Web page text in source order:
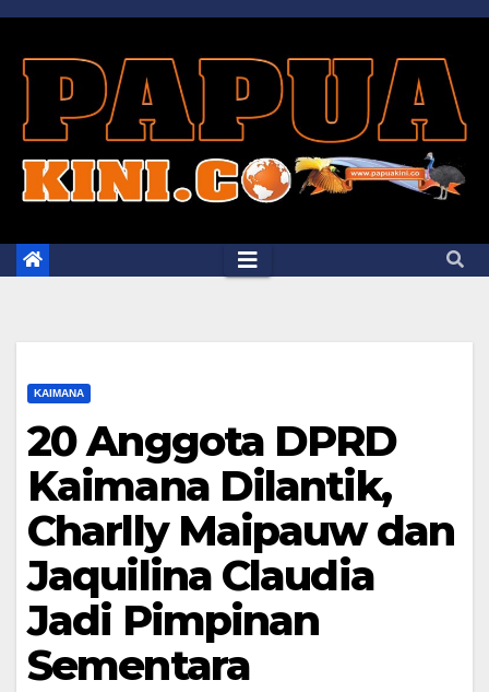
Skip
content
KAIMANA
20 Anggota DPRD
Kaimana Dilantik,
Charlly Maipauw dan
Jaquilina Claudia
Jadi Pimpinan
Sementara